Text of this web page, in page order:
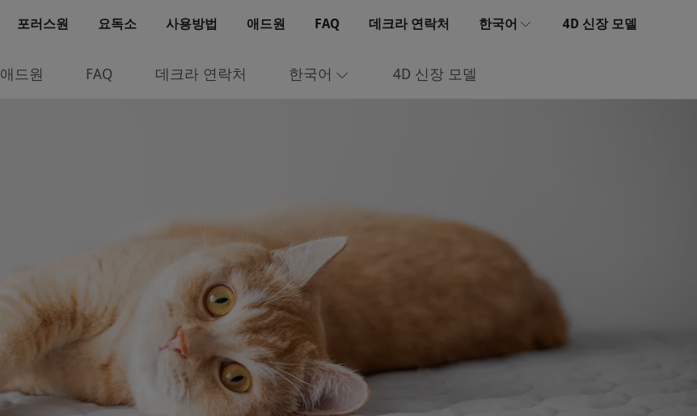
포러스원 요독소 사용방법 애드원 FAQ 데크라 연락처 한국어
Dansk
Nederlands
Deutsch
Italiano
Norsk bokmål
English
4D 신장 모델
애드원 FAQ 데크라 연락처 한국어 4D 신장 모델